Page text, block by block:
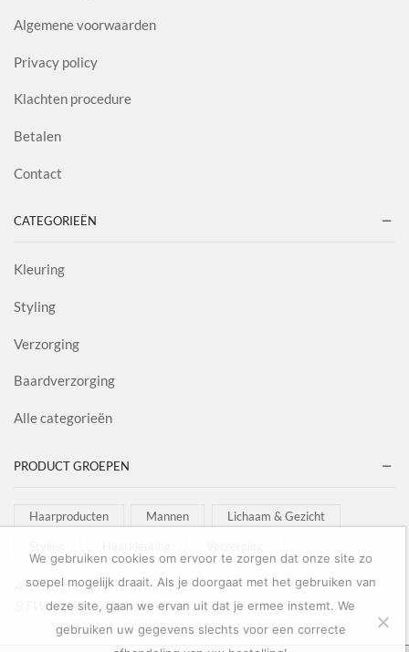
Algemene voorwaarden
Privacy policy
Klachten procedure
Betalen
Contact
CATEGORIEËN
Kleuring
Styling
Verzorging
Baardverzorging
Alle categorieën
PRODUCT GROEPEN
Haarproducten Mannen Lichaam & Gezicht
Al onze goederen zijn inclusief
BTW afgebeeld in onze shop!
We gebruiken cookies om ervoor te zorgen dat onze site zo
soepel mogelijk draait. Als je doorgaat met het gebruiken van
deze site, gaan we ervan uit dat je ermee instemt. We
gebruiken uw gegevens slechts voor een correcte